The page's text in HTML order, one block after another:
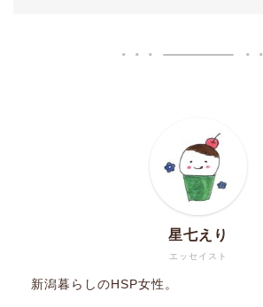
エッセイスト
星七えり
新潟暮らしのHSP女性。